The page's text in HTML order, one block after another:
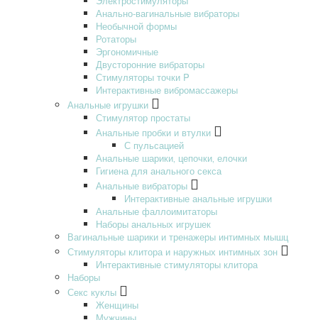
Анально-вагинальные вибраторы
Необычной формы
Ротаторы
Эргономичные
Двусторонние вибраторы
Стимуляторы точки P
Интерактивные вибромассажеры
Анальные игрушки
Стимулятор простаты
Анальные пробки и втулки
С пульсацией
Анальные шарики‚ цепочки‚ елочки
Гигиена для анального секса
Анальные вибраторы
Интерактивные анальные игрушки
Анальные фаллоимитаторы
Наборы анальных игрушек
Вагинальные шарики и тренажеры интимных мышц
Стимуляторы клитора и наружных интимных зон
Интерактивные стимуляторы клитора
Наборы
Секс куклы
Женщины